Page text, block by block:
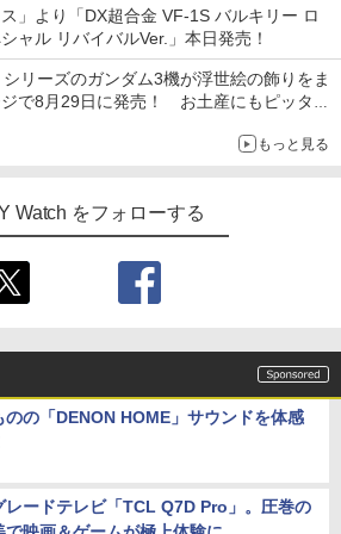
ス」より「DX超合金 VF-1S バルキリー ロ
ャル リバイバルVer.」本日発売！
シリーズのガンダム3機が浮世絵の飾りをま
で8月29日に発売！ お土産にもピッタ
もっと見る
Watch をフォローする
のの「DENON HOME」サウンドを体感
レードテレビ「TCL Q7D Pro」。圧巻の